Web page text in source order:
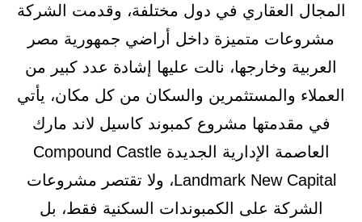
المجال العقاري في دول مختلفة، وقدمت الشركة
مشروعات متميزة داخل أراضي جمهورية مصر
العربية وخارجها، نالت عليها إشادة عدد كبير من
العملاء والمستثمرين والسكان من كل مكان، يأتي
في مقدمتها مشروع كمبوند كاسيل لاند مارك
العاصمة الإدارية الجديدة Compound Castle
Landmark New Capital، ولا تقتصر مشروعات
الشركة على الكمبوندات السكنية فقط، بل